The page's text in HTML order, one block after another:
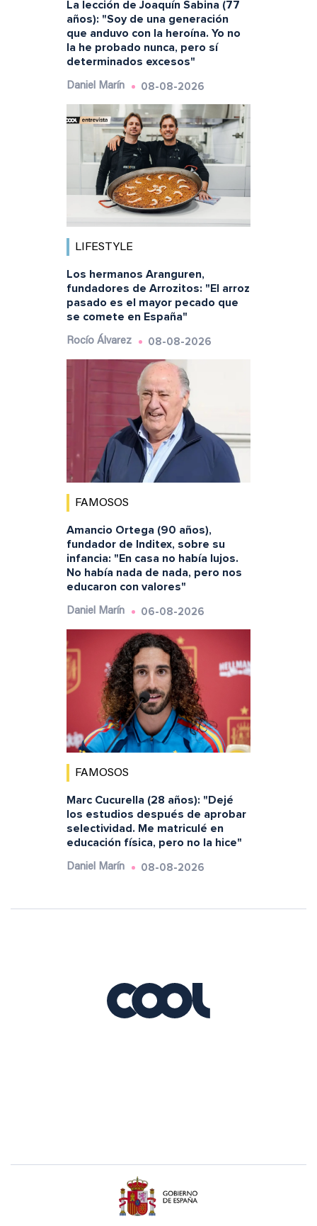
La lección de Joaquín Sabina (77
años): "Soy de una generación
que anduvo con la heroína. Yo no
la he probado nunca, pero sí
determinados excesos"
Daniel Marín 08-08-2026
LIFESTYLE
Los hermanos Aranguren,
fundadores de Arrozitos: "El arroz
pasado es el mayor pecado que
se comete en España"
Rocío Álvarez 08-08-2026
FAMOSOS
Amancio Ortega (90 años),
fundador de Inditex, sobre su
infancia: "En casa no había lujos.
No había nada de nada, pero nos
educaron con valores"
Daniel Marín 06-08-2026
FAMOSOS
Marc Cucurella (28 años): "Dejé
los estudios después de aprobar
selectividad. Me matriculé en
educación física, pero no la hice"
Daniel Marín 08-08-2026